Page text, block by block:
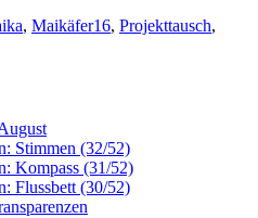
, Maikäfer16, Projekttausch,
Stimmen (32/52)
Kompass (31/52)
Flussbett (30/52)